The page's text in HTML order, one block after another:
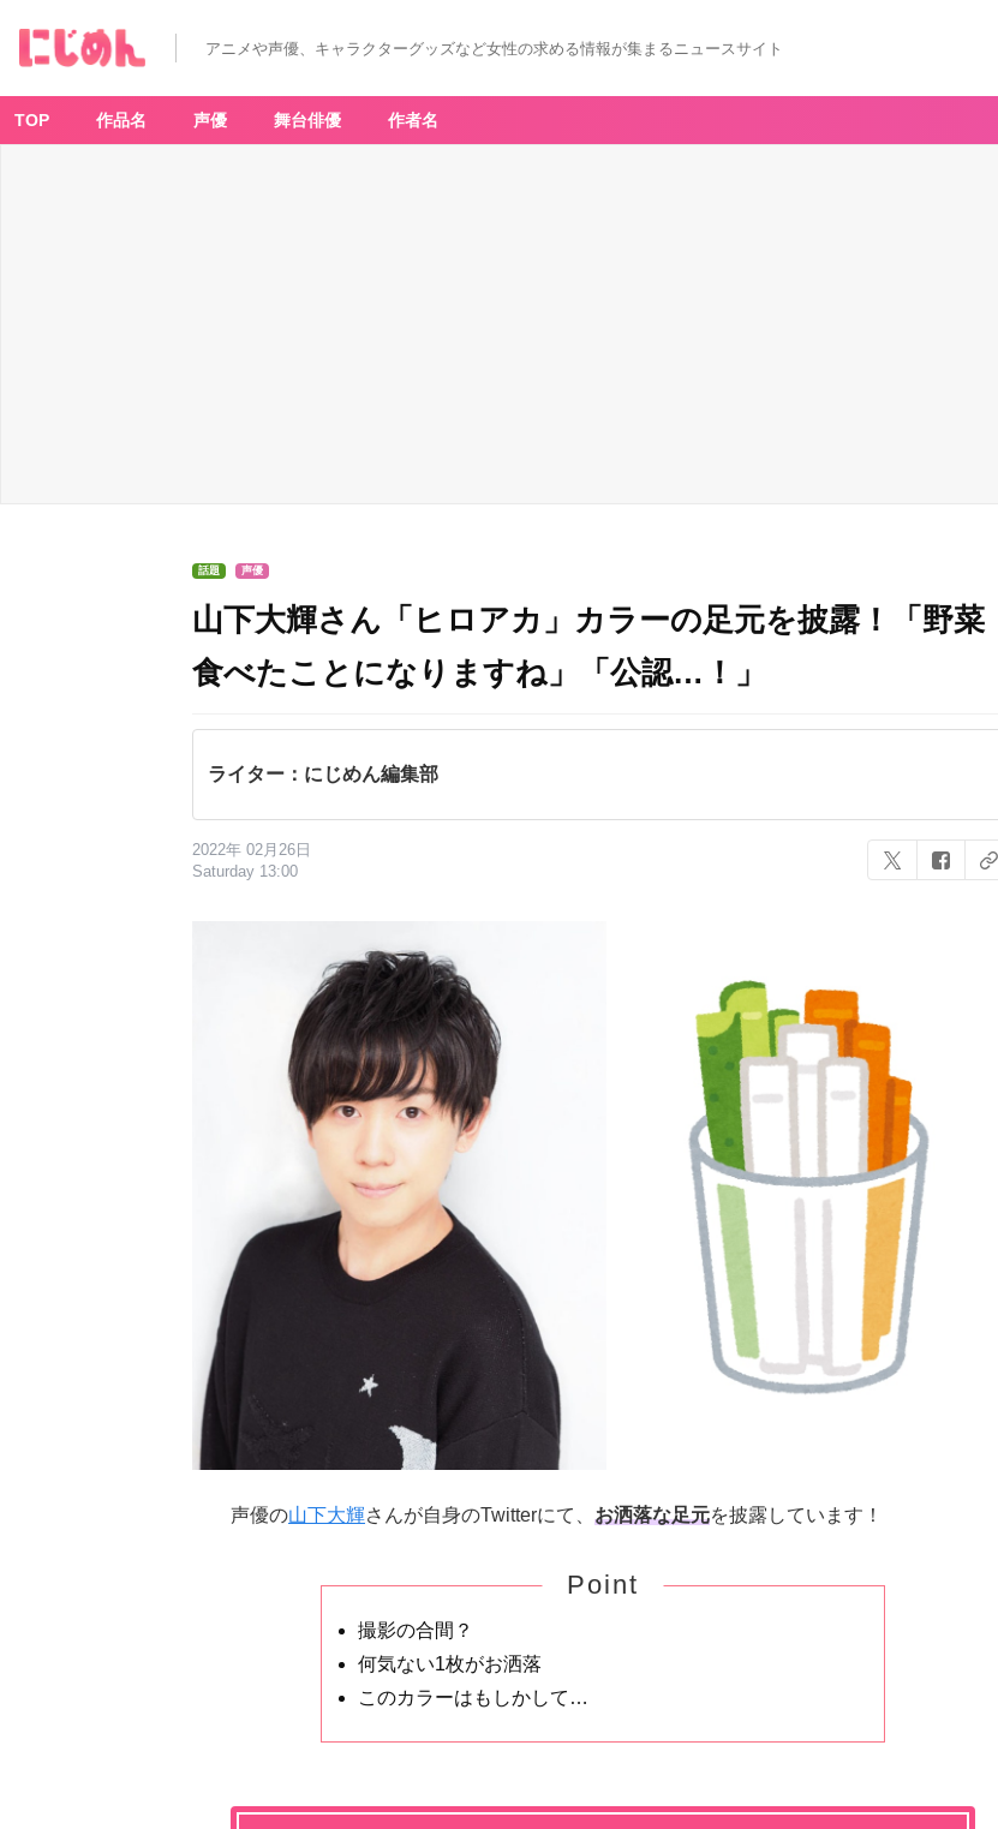
アニメや声優、キャラクターグッズなど女性の求める情報が集まるニュースサイト
TOP 作品名 声優 舞台俳優 作者名
話題 声優
山下大輝さん「ヒロアカ」カラーの足元を披露！「野菜
食べたことになりますね」「公認…！」
ライター：にじめん編集部
2022年 02月26日
Saturday 13:00
声優の山下大輝さんが自身のTwitterにて、 お洒落な足元を披露しています！
Point
撮影の合間？
何気ない1枚がお洒落
このカラーはもしかして…